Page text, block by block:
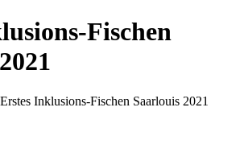
Fischen
Erstes Inklusions-Fischen Saarlouis 2021